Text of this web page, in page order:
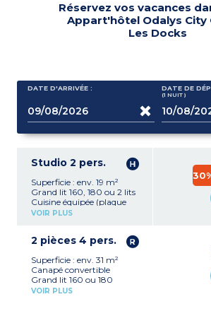
Réservez vos vacances
Appart'hôtel Odalys City
Les Docks
DATE D'ARRIVÉE : DATE DE
(1 NUIT )
Studio 2 pers.
Superficie : env. 19 m²
Grand lit 160, 180 ou 2 lits
Cuisine équipée (plaque
électrique, hotte,
Salle de bain avec douche,
serviettes
Bureau et console repas
Coffre-fort
VOIR PLUS
2 pièces 4 pers.
Superficie : env. 31 m²
Canapé convertible
Grand lit 160 ou 180
Cuisine équipée (plaque
VOIR PLUS